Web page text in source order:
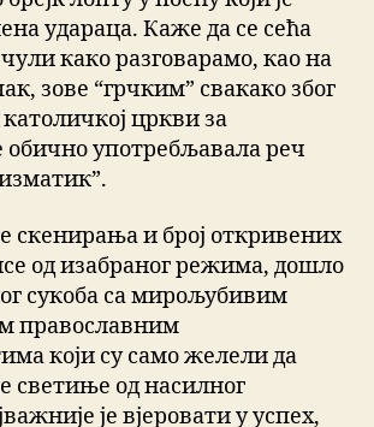
удараца. Каже да се сећа
како разговарамо, као на
зове “грчким” свакако због
цркви за
употребљавала реч
скенирања и број откривених
од изабраног режима, дошло
сукоба са мирољубивим
православним
који су само желели да
светиње од насилног
је вјеровати у успех,